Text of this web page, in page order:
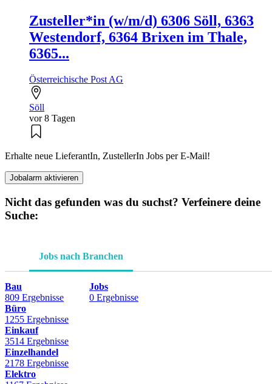
Zusteller*in (w/m/d) 6306 Söll, 6363
Westendorf, 6364 Brixen im Thale,
6365...
Österreichische Post AG
Söll
vor 8 Tagen
Erhalte neue LieferantIn, ZustellerIn Jobs per E-Mail!
Jobalarm aktivieren
Nicht das gefunden was du suchst? Verfeinere deine
Suche:
Jobs nach Branchen
Bau
809 Ergebnisse
Büro
1255 Ergebnisse
Einkauf
3514 Ergebnisse
Einzelhandel
2178 Ergebnisse
Elektro
Jobs
0 Ergebnisse